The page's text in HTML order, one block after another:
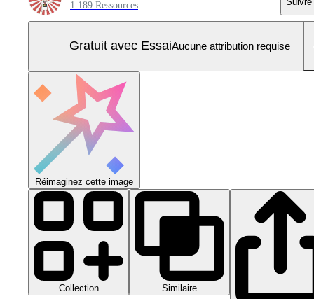
1 189 Ressources
Gratuit avec EssaiAucune attribution requise
Réimaginez cette image
Collection Similaire